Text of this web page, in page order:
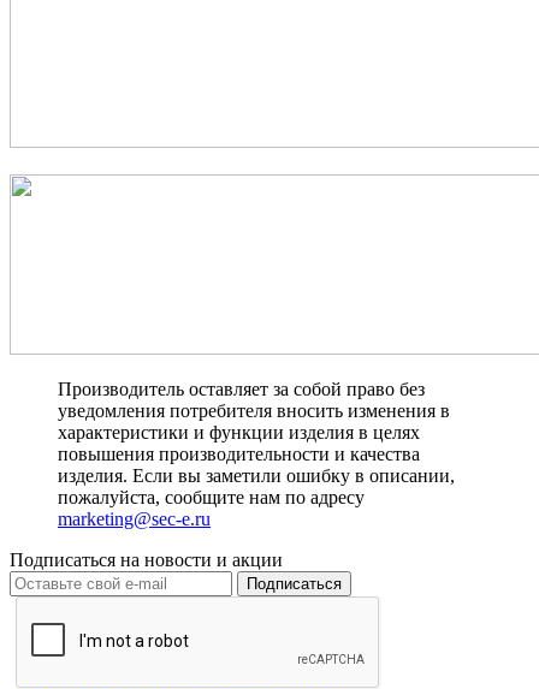
Производитель оставляет за собой право без
уведомления потребителя вносить изменения в
характеристики и функции изделия в целях
повышения производительности и качества
изделия. Если вы заметили ошибку в описании,
пожалуйста, сообщите нам по адресу
marketing@sec-e.ru
Подписаться на новости и акции
Подписаться